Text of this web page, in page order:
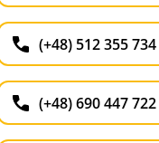
(+48) 512 355 734
(+48) 690 447 722